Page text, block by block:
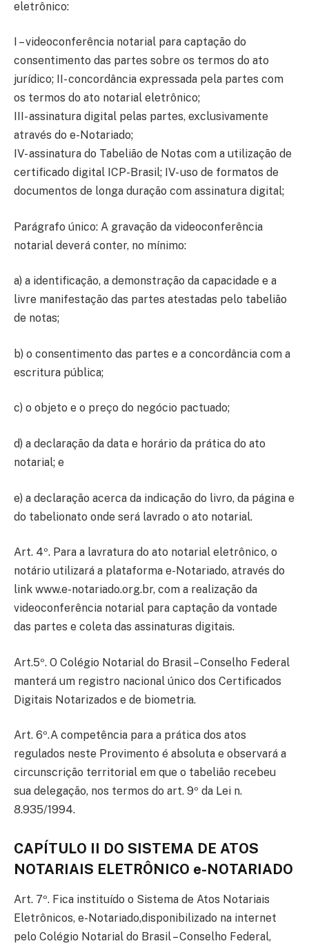
eletrônico:
I – videoconferência notarial para captação do
consentimento das partes sobre os termos do ato
jurídico; II- concordância expressada pela partes com
os termos do ato notarial eletrônico;
III- assinatura digital pelas partes, exclusivamente
através do e-Notariado;
IV- assinatura do Tabelião de Notas com a utilização de
certificado digital ICP-Brasil; IV- uso de formatos de
documentos de longa duração com assinatura digital;
Parágrafo único: A gravação da videoconferência
notarial deverá conter, no mínimo:
a) a identificação, a demonstração da capacidade e a
livre manifestação das partes atestadas pelo tabelião
de notas;
b) o consentimento das partes e a concordância com a
escritura pública;
c) o objeto e o preço do negócio pactuado;
d) a declaração da data e horário da prática do ato
notarial; e
e) a declaração acerca da indicação do livro, da página e
do tabelionato onde será lavrado o ato notarial.
Art. 4º. Para a lavratura do ato notarial eletrônico, o
notário utilizará a plataforma e-Notariado, através do
link www.e-notariado.org.br, com a realização da
videoconferência notarial para captação da vontade
das partes e coleta das assinaturas digitais.
Art.5º. O Colégio Notarial do Brasil – Conselho Federal
manterá um registro nacional único dos Certificados
Digitais Notarizados e de biometria.
Art. 6º.A competência para a prática dos atos
regulados neste Provimento é absoluta e observará a
circunscrição territorial em que o tabelião recebeu
sua delegação, nos termos do art. 9º da Lei n.
8.935/1994.
CAPÍTULO II DO SISTEMA DE ATOS
NOTARIAIS ELETRÔNICO e-NOTARIADO
Art. 7º. Fica instituído o Sistema de Atos Notariais
Eletrônicos, e-Notariado,disponibilizado na internet
pelo Colégio Notarial do Brasil – Conselho Federal,